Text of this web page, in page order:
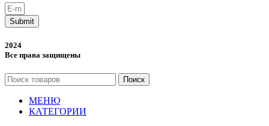
Submit
2024
Все права защищены
Поиск
МЕНЮ
КАТЕГОРИИ